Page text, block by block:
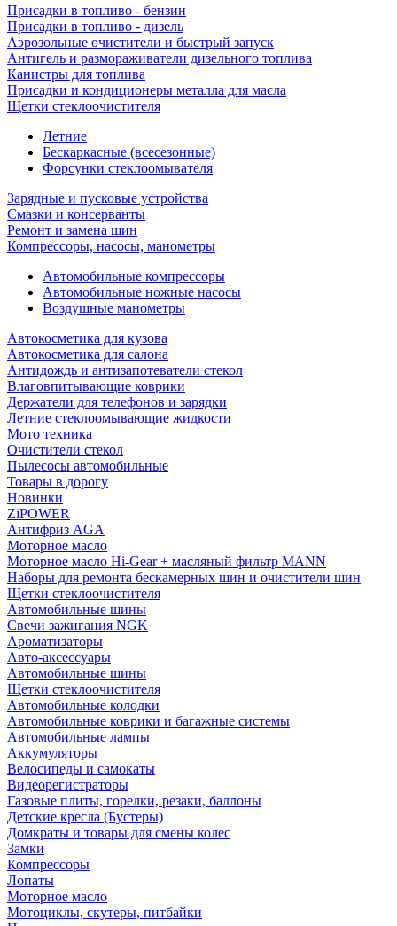
Присадки в топливо - бензин
Присадки в топливо - дизель
Аэрозольные очистители и быстрый запуск
Антигель и размораживатели дизельного топлива
Канистры для топлива
Присадки и кондиционеры металла для масла
Щетки стеклоочистителя
Летние
Бескаркасные (всесезонные)
Форсунки стеклоомывателя
Зарядные и пусковые устройства
Смазки и консерванты
Ремонт и замена шин
Компрессоры, насосы, манометры
Автомобильные компрессоры
Автомобильные ножные насосы
Воздушные манометры
Автокосметика для кузова
Автокосметика для салона
Антидождь и антизапотеватели стекол
Влаговпитывающие коврики
Держатели для телефонов и зарядки
Летние стеклоомывающие жидкости
Мото техника
Очистители стекол
Пылесосы автомобильные
Товары в дорогу
Новинки
ZiPOWER
Антифриз AGA
Моторное масло
Моторное масло Hi-Gear + масляный фильтр MANN
Наборы для ремонта бескамерных шин и очистители шин
Щетки стеклоочистителя
Автомобильные шины
Свечи зажигания NGK
Ароматизаторы
Авто-аксессуары
Автомобильные шины
Щетки стеклоочистителя
Автомобильные колодки
Автомобильные коврики и багажные системы
Автомобильные лампы
Аккумуляторы
Велосипеды и самокаты
Видеорегистраторы
Газовые плиты, горелки, резаки, баллоны
Детские кресла (Бустеры)
Домкраты и товары для смены колес
Замки
Компрессоры
Лопаты
Моторное масло
Мотоциклы, скутеры, питбайки